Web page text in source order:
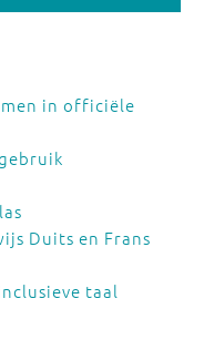
in officiële
Duits en Frans
taal